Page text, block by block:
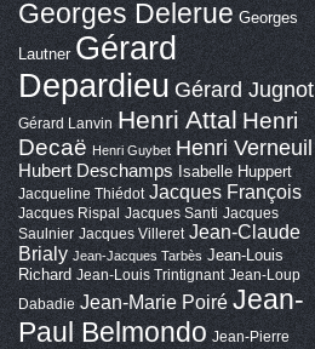
Georges Delerue Georges
Lautner Gérard
Depardieu Gérard Jugnot
Gérard Lanvin Henri Attal Henri
Decaë Henri Guybet Henri Verneuil
Hubert Deschamps Isabelle Huppert
Jacqueline Thiédot Jacques François
Jacques Rispal Jacques Santi Jacques
Saulnier Jacques Villeret Jean-Claude
Brialy Jean-Jacques Tarbès Jean-Louis
Richard Jean-Louis Trintignant Jean-Loup
Dabadie Jean-Marie Poiré Jean-
Paul Belmondo Jean-Pierre